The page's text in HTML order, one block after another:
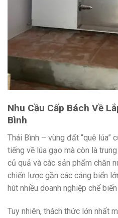
Nhu Cầu Cấp Bách Về
Bình
Thái Bình – vùng đất “quê lúa”
tiếng về lúa gạo mà còn là
củ quả và các sản phẩm chăn
chiến lược gần các cảng biển
hút nhiều doanh nghiệp chế
Tuy nhiên, thách thức lớn nhất